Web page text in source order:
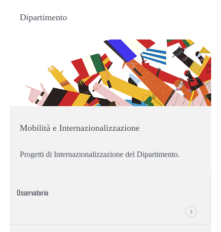
Dipartimento
Mobilità e Internazionalizzazione
Progetti di Internazionalizzazione del Dipartimento.
Osservatorio